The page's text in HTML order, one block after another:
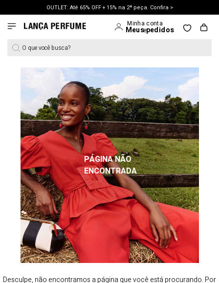
OUTLET: Até 65% OFF + 15% na 2ª peça. Confira >
LANÇAMENTO PRIMAVERA 27. Clique e aproveite.
O que você busca?
PÁGINA NÃO
ENCONTRADA
Desculpe, não encontramos a página que você está procurando. Por